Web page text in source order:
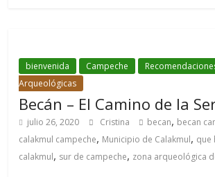
bienvenida Campeche
Arqueológicas
Becán – El Camino de la
julio 26, 2020 Cristina becan, becan
calakmul campeche, Municipio de Calakmul, que
calakmul, sur de campeche, zona arqueológica